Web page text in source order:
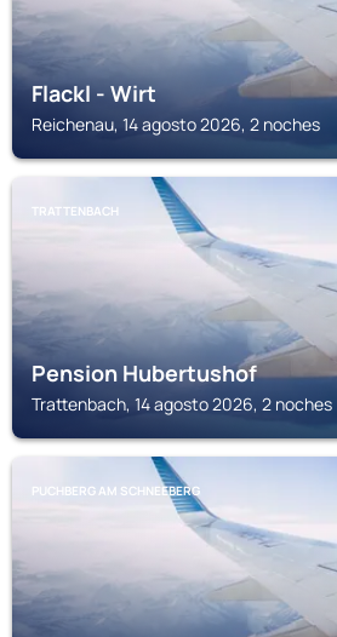
Flackl - Wirt
Reichenau, 14 agosto 2026, 2 noches
TRATTENBACH
Pension Hubertushof
Trattenbach, 14 agosto 2026, 2 noches
PUCHBERG AM SCHNEEBERG